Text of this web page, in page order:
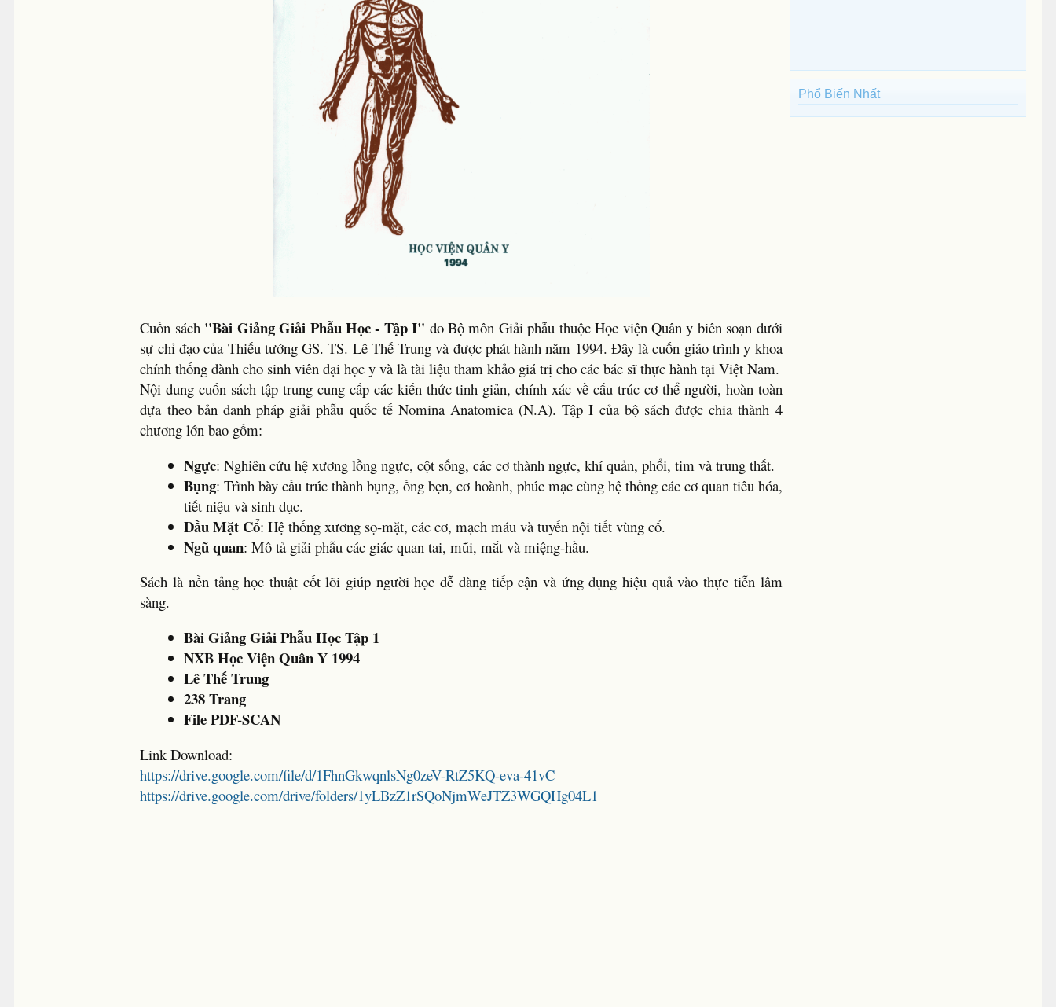
Cuốn sách "Bài Giảng Giải Phẫu Học - Tập I" do Bộ môn Giải phẫu thuộc Học viện Quân y biên soạn dưới
sự chỉ đạo của Thiếu tướng GS. TS. Lê Thế Trung và được phát hành năm 1994. Đây là cuốn giáo trình y khoa
chính thống dành cho sinh viên đại học y và là tài liệu tham khảo giá trị cho các bác sĩ thực hành tại Việt Nam.
Nội dung cuốn sách tập trung cung cấp các kiến thức tinh giản, chính xác về cấu trúc cơ thể người, hoàn toàn
dựa theo bản danh pháp giải phẫu quốc tế Nomina Anatomica (N.A). Tập I của bộ sách được chia thành 4
chương lớn bao gồm:
Ngực: Nghiên cứu hệ xương lồng ngực, cột sống, các cơ thành ngực, khí quản, phổi, tim và trung thất.
Bụng: Trình bày cấu trúc thành bụng, ống bẹn, cơ hoành, phúc mạc cùng hệ thống các cơ quan tiêu hóa,
tiết niệu và sinh dục.
Đầu Mặt Cổ: Hệ thống xương sọ-mặt, các cơ, mạch máu và tuyến nội tiết vùng cổ.
Ngũ quan: Mô tả giải phẫu các giác quan tai, mũi, mắt và miệng-hầu.
Sách là nền tảng học thuật cốt lõi giúp người học dễ dàng tiếp cận và ứng dụng hiệu quả vào thực tiễn lâm
sàng.
Bài Giảng Giải Phẫu Học Tập 1
NXB Học Viện Quân Y 1994
Lê Thế Trung
238 Trang
File PDF-SCAN
Link Download:
https://drive.google.com/file/d/1FhnGkwqnlsNg0zeV-RtZ5KQ-eva-41vC
https://drive.google.com/drive/folders/1yLBzZ1rSQoNjmWeJTZ3WGQHg04L1
Phổ Biến Nhất